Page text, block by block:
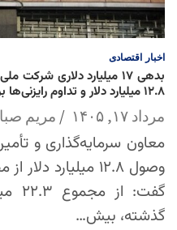
اخبار اقتصادی
بدهی ۱۷ میلیارد دلاری
۱۲.۸ میلیارد دلار و تداوم رایزنی‌ها برای تسویه
مرداد ۱۷, ۱۴۰۵ مریم
معاون سرمایه‌گذاری و
وصول ۱۲.۸ میلیارد
گذشته، بیش…